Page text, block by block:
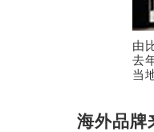
由
去
当
海外品